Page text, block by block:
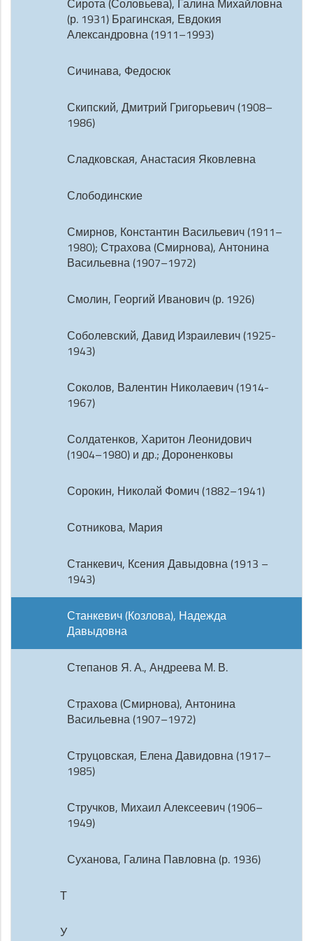
Сирота (Соловьева), Галина Михайловна
(р. 1931) Брагинская, Евдокия
Александровна (1911–1993)
Сичинава, Федосюк
Скипский, Дмитрий Григорьевич (1908–
1986)
Сладковская, Анастасия Яковлевна
Слободинские
Смирнов, Константин Васильевич (1911–
1980); Страхова (Смирнова), Антонина
Васильевна (1907–1972)
Смолин, Георгий Иванович (р. 1926)
Соболевский, Давид Израилевич (1925-
1943)
Соколов, Валентин Николаевич (1914-
1967)
Солдатенков, Харитон Леонидович
(1904–1980) и др.; Дороненковы
Сорокин, Николай Фомич (1882–1941)
Сотникова, Мария
Станкевич, Ксения Давыдовна (1913 –
1943)
Станкевич (Козлова), Надежда
Давыдовна
Степанов Я. А., Андреева М. В.
Страхова (Смирнова), Антонина
Васильевна (1907–1972)
Струцовская, Елена Давидовна (1917–
1985)
Стручков, Михаил Алексеевич (1906–
1949)
Суханова, Галина Павловна (р. 1936)
Т
У